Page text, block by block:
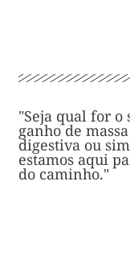
"Seja qual for o
ganho de
digestiva ou
estamos aqui
do caminho."